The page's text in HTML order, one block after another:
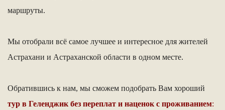
маршруты.
Мы отобрали всё самое лучшее и интересное для жителей
Астрахани и Астраханской области в одном месте.
Обратившись к нам, мы сможем подобрать Вам хороший
тур в Геленджик без переплат и наценок с проживанием: